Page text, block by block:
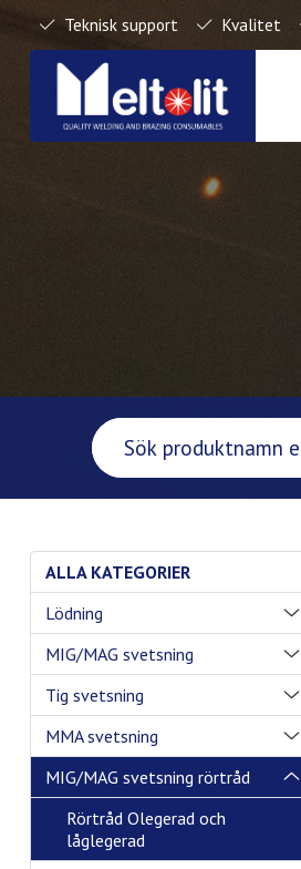
Teknisk support Kvalitet
ALLA KATEGORIER
Lödning
MIG/MAG svetsning
Tig svetsning
MMA svetsning
MIG/MAG svetsning rörtråd
Rörtråd Olegerad och
låglegerad